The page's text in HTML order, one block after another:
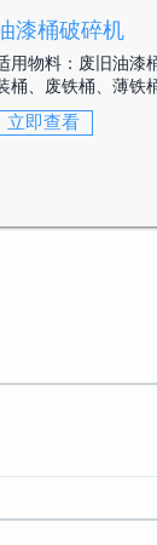
漆桶破碎机
用物料： 废旧油漆
桶、废铁桶、薄铁
立即查看